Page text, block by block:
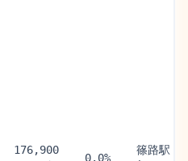
176,900
0.0%
篠路駅